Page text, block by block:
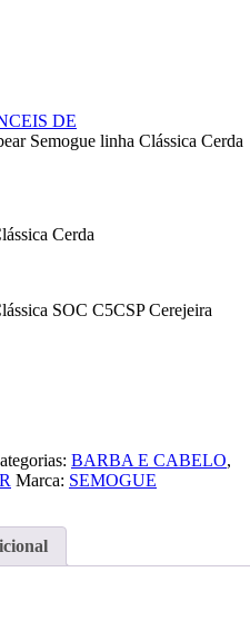
DE
Semogue linha Clássica Cerda
Cerda
SOC C5CSP Cerejeira
BARBA E CABELO,
Marca: SEMOGUE